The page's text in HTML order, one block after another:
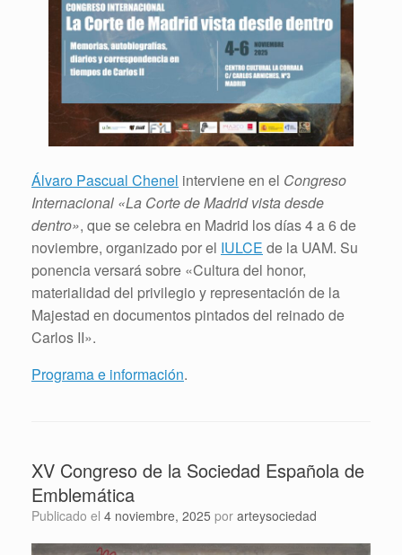
Álvaro Pascual Chenel interviene en el Congreso
Internacional «La Corte de Madrid vista desde
dentro», que se celebra en Madrid los días 4 a 6 de
noviembre, organizado por el IULCE de la UAM. Su
ponencia versará sobre «Cultura del honor,
materialidad del privilegio y representación de la
Majestad en documentos pintados del reinado de
Carlos II».
Programa e información.
XV Congreso de la Sociedad Española de
Emblemática
Publicado el 4 noviembre, 2025 por arteysociedad